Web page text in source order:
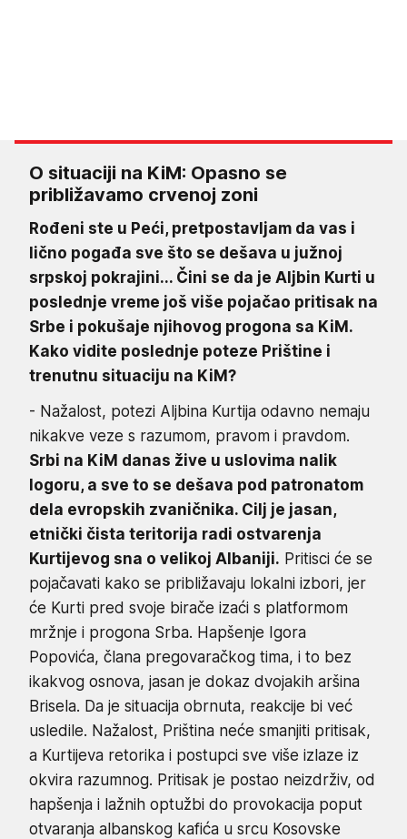
O situaciji na KiM: Opasno se
približavamo crvenoj zoni
Rođeni ste u Peći, pretpostavljam da vas i
lično pogađa sve što se dešava u južnoj
srpskoj pokrajini... Čini se da je Aljbin Kurti u
poslednje vreme još više pojačao pritisak na
Srbe i pokušaje njihovog progona sa KiM.
Kako vidite poslednje poteze Prištine i
trenutnu situaciju na KiM?
- Nažalost, potezi Aljbina Kurtija odavno nemaju
nikakve veze s razumom, pravom i pravdom.
Srbi na KiM danas žive u uslovima nalik
logoru, a sve to se dešava pod patronatom
dela evropskih zvaničnika. Cilj je jasan,
etnički čista teritorija radi ostvarenja
Kurtijevog sna o velikoj Albaniji. Pritisci će se
pojačavati kako se približavaju lokalni izbori, jer
će Kurti pred svoje birače izaći s platformom
mržnje i progona Srba. Hapšenje Igora
Popovića, člana pregovaračkog tima, i to bez
ikakvog osnova, jasan je dokaz dvojakih aršina
Brisela. Da je situacija obrnuta, reakcije bi već
usledile. Nažalost, Priština neće smanjiti pritisak,
a Kurtijeva retorika i postupci sve više izlaze iz
okvira razumnog. Pritisak je postao neizdrživ, od
hapšenja i lažnih optužbi do provokacija poput
otvaranja albanskog kafića u srcu Kosovske